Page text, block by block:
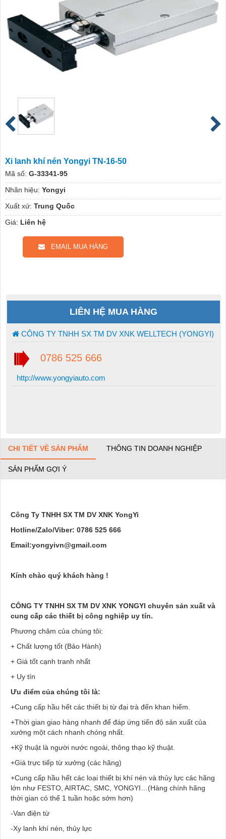
Xi lanh khí nén Yongyi TN-16-50
Mã số: G-33341-95
Nhãn hiệu: Yongyi
Xuất xứ: Trung Quốc
Giá: Liên hệ
EMAIL MUA HÀNG
LIÊN HỆ MUA HÀNG
CÔNG TY TNHH SX TM DV XNK WELLTECH (YONGYI)
0786 525 666
http://www.yongyiauto.com
CHI TIẾT VỀ SẢN PHẨM THÔNG TIN DOANH NGHIỆP
SẢN PHẨM GỢI Ý
Công Ty TNHH SX TM DV XNK YongYi
Hotline/Zalo/Viber: 0786 525 666
Email:yongyivn@gmail.com
Kính chào quý khách hàng !
CÔNG TY TNHH SX TM DV XNK YONGYI chuyên sản xuất và
cung cấp các thiết bị công nghiệp uy tín.
Phương châm của chúng tôi:
+ Chất lượng tốt (Bảo Hành)
+ Giá tốt cạnh tranh nhất
+ Uy tín
Ưu điểm của chúng tôi là:
+Cung cấp hầu hết các thiết bị từ đại trà đến khan hiếm.
+Thời gian giao hàng nhanh để đáp ứng tiến độ sản xuất của
xưởng một cách nhanh chóng nhất.
+Kỹ thuật là người nước ngoài, thông thạo kỹ thuật.
+Giá trực tiếp từ xưởng (các hãng)
+Cung cấp hầu hết các loại thiết bị khí nén và thủy lực các hãng
lớn như FESTO, AIRTAC, SMC, YONGYI…(Hàng chính hãng
thời gian có thể 1 tuần hoặc sớm hơn)
-Van điện từ
-Xy lanh khí nén, thủy lực